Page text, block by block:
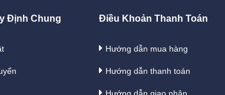
Định Chung Điều Khoản Thanh Toán
Hướng dẫn mua hàng
Hướng dẫn thanh toán